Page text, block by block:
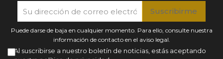
Puede darse de baja en cualquier momento. Para ello, consulte nuestra
información de contacto en el aviso legal.
Al suscribirse a nuestro boletín de noticias, estás aceptando